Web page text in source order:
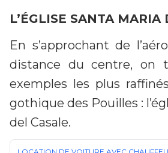
L’ÉGLISE SANTA MARIA
En s’approchant de
distance du centre, on
exemples les plus
gothique des Pouilles :
del Casale.
LOCATION DE VOITURE AVEC